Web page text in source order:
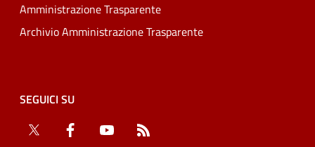
Amministrazione Trasparente
Archivio Amministrazione Trasparente
SEGUICI SU
Twitter
Facebook YouTube